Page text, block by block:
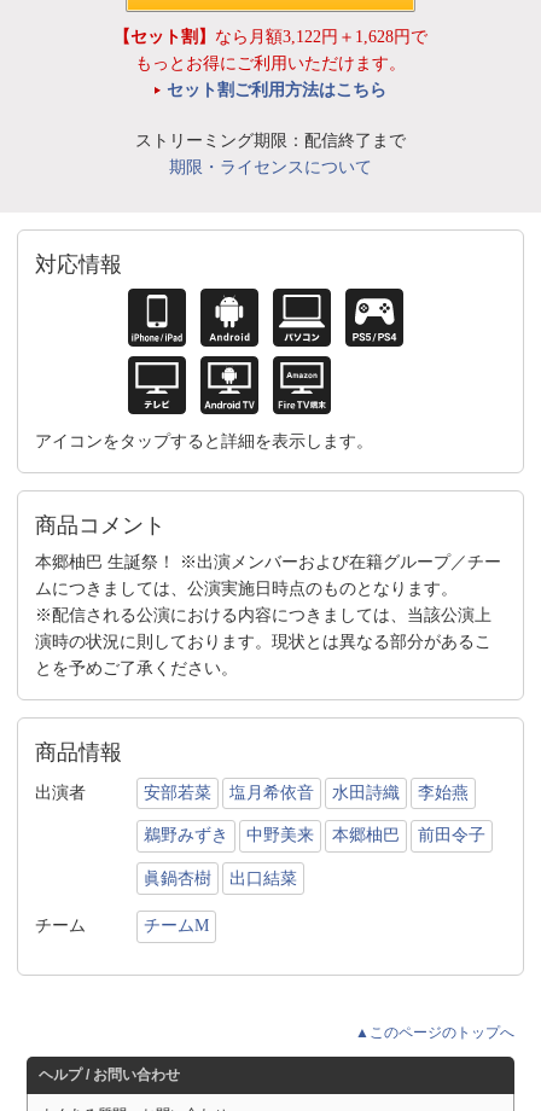
【セット割】 なら月額3,122円＋1,628円で
もっとお得にご利用いただけます。
セット割ご利用方法はこちら
ストリーミング期限：配信終了まで
期限・ライセンスについて
対応情報
アイコンをタップすると詳細を表示します。
商品コメント
本郷柚巴 生誕祭！ ※出演メンバーおよび在籍グループ／チー
ムにつきましては、公演実施日時点のものとなります。
※配信される公演における内容につきましては、当該公演上
演時の状況に則しております。現状とは異なる部分があるこ
とを予めご了承ください。
商品情報
出演者 安部若菜 塩月希依音 水田詩織 李始燕
鵜野みずき 中野美来 本郷柚巴 前田令子
眞鍋杏樹 出口結菜
チーム チームM
▲このページのトップへ
ヘルプ / お問い合わせ